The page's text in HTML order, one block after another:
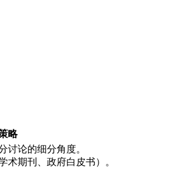
略
讨论的细分角度。
术期刊、政府白皮书）。